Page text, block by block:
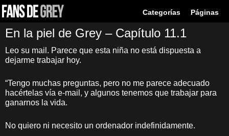
Categorías Páginas
En la piel de Grey – Capítulo 11.1
Leo su mail. Parece que esta niña no está dispuesta a
dejarme trabajar hoy.
“Tengo muchas preguntas, pero no me parece adecuado
hacértelas vía e-mail, y algunos tenemos que trabajar para
ganarnos la vida.
No quiero ni necesito un ordenador indefinidamente.